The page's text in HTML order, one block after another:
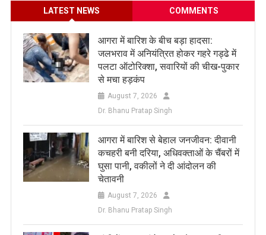
LATEST NEWS COMMENTS
आगरा में बारिश के बीच बड़ा हादसा:
जलभराव में अनियंत्रित होकर गहरे गड्ढे में
पलटा ऑटोरिक्शा, सवारियों की चीख-पुकार
से मचा हड़कंप
August 7, 2026
Dr. Bhanu Pratap Singh
आगरा में बारिश से बेहाल जनजीवन: दीवानी
कचहरी बनी दरिया, अधिवक्ताओं के चैंबरों में
घुसा पानी, वकीलों ने दी आंदोलन की
चेतावनी
August 7, 2026
Dr. Bhanu Pratap Singh